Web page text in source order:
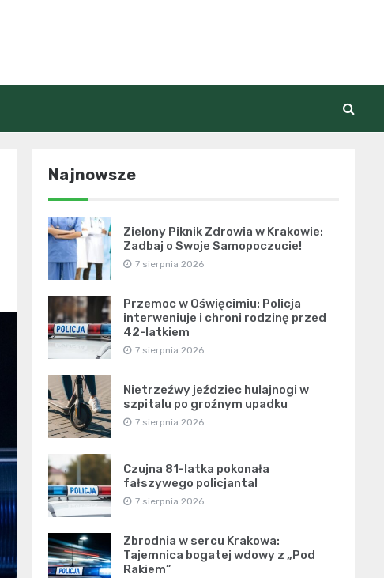
Najnowsze
Zielony Piknik Zdrowia w Krakowie:
Zadbaj o Swoje Samopoczucie!
7 sierpnia 2026
Przemoc w Oświęcimiu: Policja
interweniuje i chroni rodzinę przed
42-latkiem
7 sierpnia 2026
Nietrzeźwy jeździec hulajnogi w
szpitalu po groźnym upadku
7 sierpnia 2026
Czujna 81-latka pokonała
fałszywego policjanta!
7 sierpnia 2026
Zbrodnia w sercu Krakowa:
Tajemnica bogatej wdowy z „Pod
Rakiem”